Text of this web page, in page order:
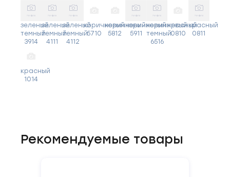
зеленый
темный
3914
зеленый
темный
4111
зеленый
темный
4112
коричневый
5710
коричневый
5812
коричневый
5911
коричневый
темный
6516
красный
0810
красный
0811
красный
1014
Рекомендуемые товары